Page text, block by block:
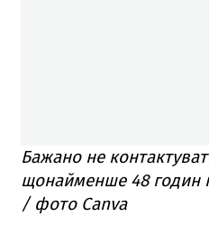
Бажано не
щонайменше 48 годин
/ фото Canva